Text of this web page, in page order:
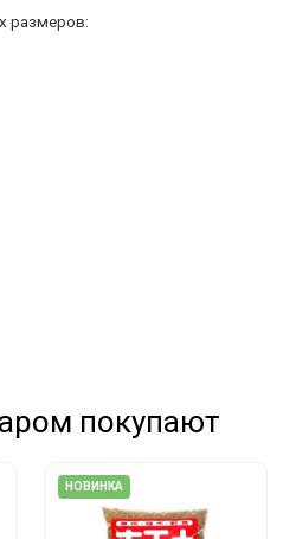
размеров:
покупают
НОВИНКА